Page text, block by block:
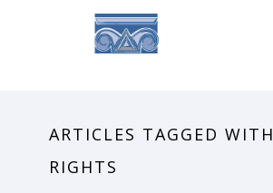
ARTICLES TAGGED
RIGHTS